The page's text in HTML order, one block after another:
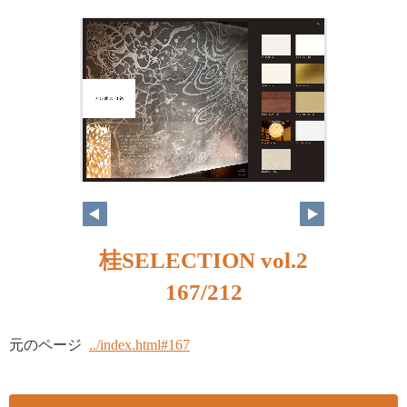
桂SELECTION vol.2
167/212
元のページ ../index.html#167